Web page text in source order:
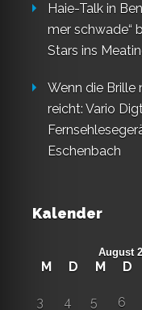
Haie-Talk in
mer schwade“
Stars ins
Wenn die Brille
reicht: Vario
Eschenbach
Kalender
August
M D M D
3
4 5 6